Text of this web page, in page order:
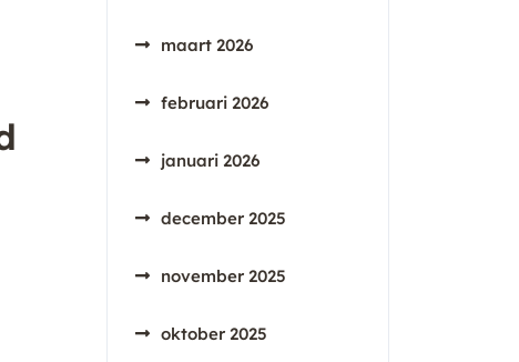
maart 2026
februari 2026
januari 2026
december 2025
november 2025
oktober 2025